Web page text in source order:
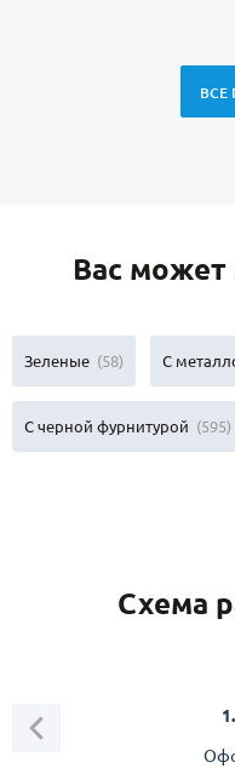
ВСЕ
Вас может
Зеленые (58) С
С черной фурнитурой (595)
Схема
1.